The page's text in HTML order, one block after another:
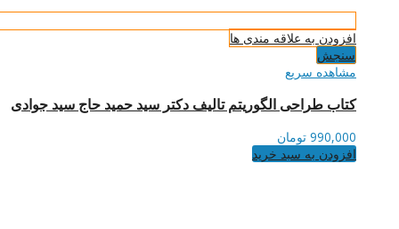
افزودن به علاقه مندی ها
سنجش
مشاهده سریع
کتاب طراحی الگوریتم تالیف دکتر سید حمید حاج سید جوادی
990,000 تومان
افزودن به سبد خرید